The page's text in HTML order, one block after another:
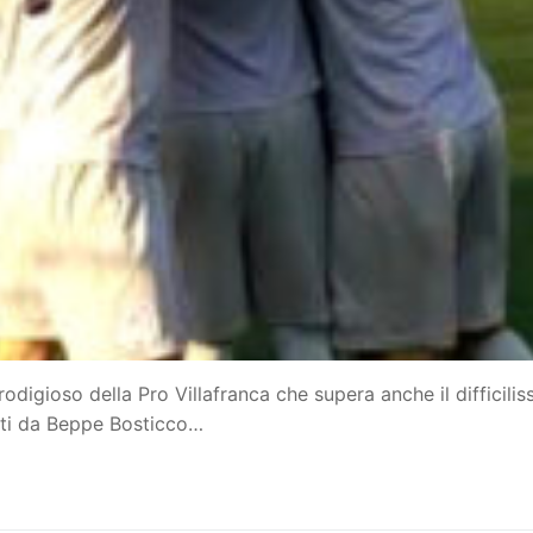
della Pro Villafranca che supera anche il
da Beppe Bosticco…